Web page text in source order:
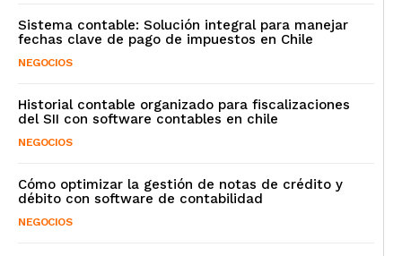
Sistema contable: Solución integral para manejar
fechas clave de pago de impuestos en Chile
NEGOCIOS
Historial contable organizado para fiscalizaciones
del SII con software contables en chile
NEGOCIOS
Cómo optimizar la gestión de notas de crédito y
débito con software de contabilidad
NEGOCIOS